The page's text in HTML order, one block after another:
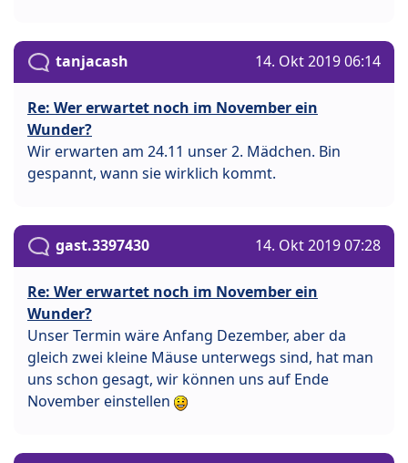
tanjacash 14. Okt 2019 06:14
Re: Wer erwartet noch im November ein
Wunder?
Wir erwarten am 24.11 unser 2. Mädchen. Bin
gespannt, wann sie wirklich kommt.
gast.3397430 14. Okt 2019 07:28
Re: Wer erwartet noch im November ein
Wunder?
Unser Termin wäre Anfang Dezember, aber da
gleich zwei kleine Mäuse unterwegs sind, hat man
uns schon gesagt, wir können uns auf Ende
November einstellen